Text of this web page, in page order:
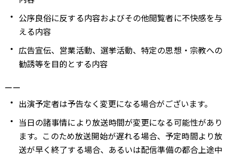
公序良俗に反する内容およびその他閲覧者に不快感を与
える内容
広告宣伝、営業活動、選挙活動、特定の思想・宗教への
勧誘等を目的とする内容
ーー
出演予定者は予告なく変更になる場合がございます。
当日の諸事情により放送時間が変更になる可能性があり
ます。このため放送開始が遅れる場合、予定時間より放
送が早く終了する場合、あるいは配信準備の都合上途中